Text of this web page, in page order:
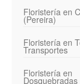
Floristería en
(Pereira)
Floristería en
Transportes
Floristería en
Dosquebradas